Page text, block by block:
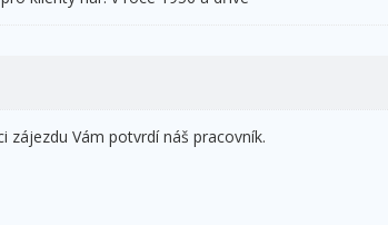
zájezdu Vám potvrdí náš pracovník.